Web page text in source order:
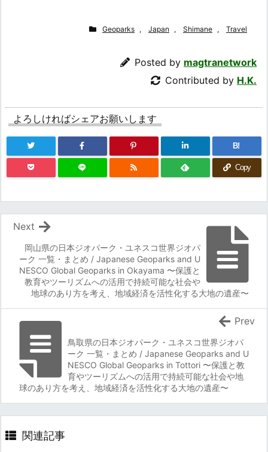
Geoparks , Japan , Shimane , Travel
Posted by magtranetwork
Contributed by H.K.
よろしければシェアお願いします
B!
Copy
岡山県の日本ジオパーク・ユネスコ世界ジオパ
ーク 一覧・まとめ / Japanese Geoparks and U
NESCO Global Geoparks in Okayama 〜保護と
教育やツーリズムへの活用で持続可能な社会や
地球のあり方を考え、地域経済を活性化する大地の遺産〜
Next
鳥取県の日本ジオパーク・ユネスコ世界ジオパ
ーク 一覧・まとめ / Japanese Geoparks and U
NESCO Global Geoparks in Tottori 〜保護と教
育やツーリズムへの活用で持続可能な社会や地
球のあり方を考え、地域経済を活性化する大地の遺産〜
Prev
関連記事